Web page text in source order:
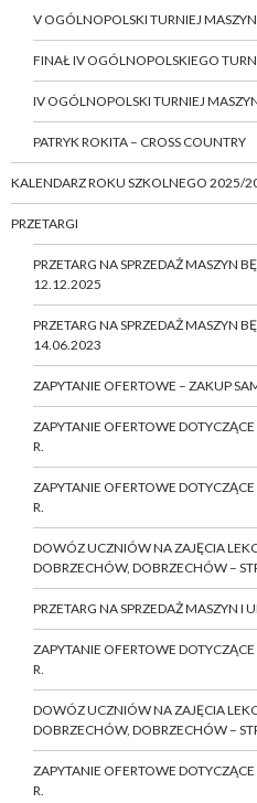
V OGÓLNOPOLSKI TURNIEJ
FINAŁ IV OGÓLNOPOLSKIEGO
IV OGÓLNOPOLSKI TURNIEJ
PATRYK ROKITA – CROSS COUNTRY
KALENDARZ ROKU SZKOLNEGO 2025/
PRZETARGI
PRZETARG NA SPRZEDAŻ MASZYN
12.12.2025
PRZETARG NA SPRZEDAŻ MASZYN
14.06.2023
ZAPYTANIE OFERTOWE – ZAKUP
ZAPYTANIE OFERTOWE
R.
ZAPYTANIE OFERTOWE
R.
DOWÓZ UCZNIÓW NA ZAJĘCIA
DOBRZECHÓW, DOBRZECHÓW –
PRZETARG NA SPRZEDAŻ MASZYN I
ZAPYTANIE OFERTOWE
R.
DOWÓZ UCZNIÓW NA ZAJĘCIA
DOBRZECHÓW, DOBRZECHÓW –
ZAPYTANIE OFERTOWE
R.